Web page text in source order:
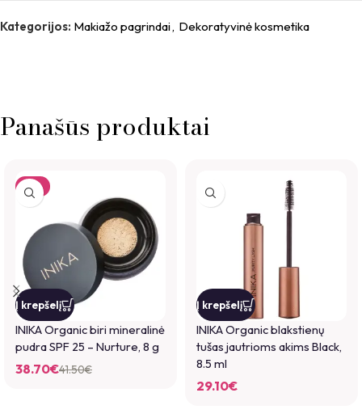
Kategorijos: Makiažo pagrindai, Dekoratyvinė kosmetika
Panašūs produktai
-7%
Į krepšelį
INIKA Organic biri mineralinė
pudra SPF 25 – Nurture, 8 g
41.50€
38.70€
Į krepšelį
INIKA Organic blakstienų
tušas jautrioms akims Black,
8.5 ml
29.10€